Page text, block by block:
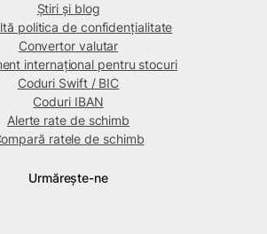
Știri și blog
politica de confidențialitate
Convertor valutar
internațional pentru stocuri
Coduri Swift / BIC
Coduri IBAN
Alerte rate de schimb
ratele de schimb
Urmărește-ne